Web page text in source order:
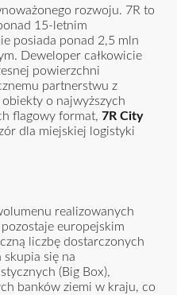
rozwoju. 7R to
15-letnim
posiada ponad 2,5 mln
Deweloper całkowicie
powierzchni
partnerstwu z
o najwyższych
flagowy format, 7R City
dla miejskiej logistyki
realizowanych
europejskim
liczbę dostarczonych
się na
(Big Box),
banków ziemi w kraju, co